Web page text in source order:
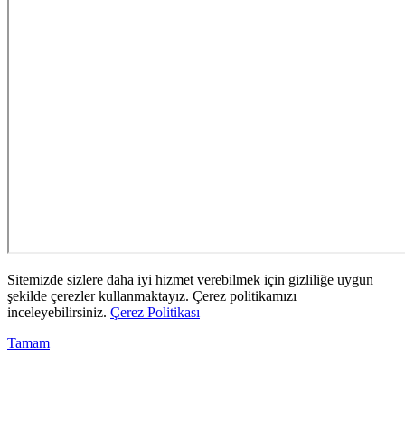
Sitemizde sizlere daha iyi hizmet verebilmek için gizliliğe uygun
şekilde çerezler kullanmaktayız. Çerez politikamızı
inceleyebilirsiniz. Çerez Politikası
Tamam